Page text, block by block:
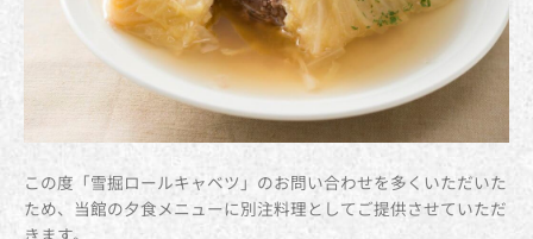
この度「雪掘ロールキャベツ」のお問い合わせを多くいただいた
ため、当館の夕食メニューに別注料理としてご提供させていただ
きます。